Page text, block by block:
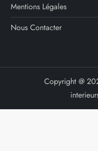
Mentions Légales
Nous Contacter
Copyright @